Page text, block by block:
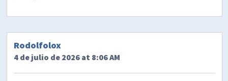
Rodolfolox
4 de julio de 2026 at 8:06 AM